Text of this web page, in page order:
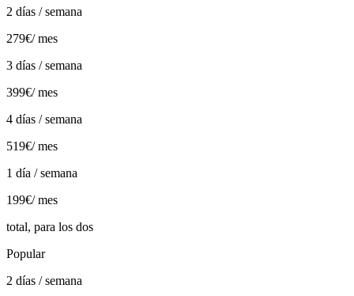
2 días / semana
279€/ mes
3 días / semana
399€/ mes
4 días / semana
519€/ mes
1 día / semana
199€/ mes
total, para los dos
Popular
2 días / semana